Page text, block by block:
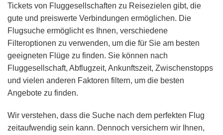
Tickets von Fluggesellschaften zu Reisezielen gibt, die
gute und preiswerte Verbindungen ermöglichen. Die
Flugsuche ermöglicht es Ihnen, verschiedene
Filteroptionen zu verwenden, um die für Sie am besten
geeigneten Flüge zu finden. Sie können nach
Fluggesellschaft, Abflugzeit, Ankunftszeit, Zwischenstopps
und vielen anderen Faktoren filtern, um die besten
Angebote zu finden.
Wir verstehen, dass die Suche nach dem perfekten Flug
zeitaufwendig sein kann. Dennoch versichern wir Ihnen,